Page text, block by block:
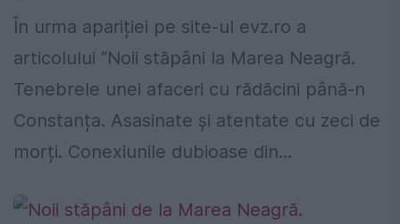
În urma apariției pe site-ul evz.ro a
articolului “Noii stăpâni la Marea Neagră.
Tenebrele unei afaceri cu rădăcini până-n
Constanța. Asasinate și atentate cu zeci de
morți. Conexiunile dubioase din...